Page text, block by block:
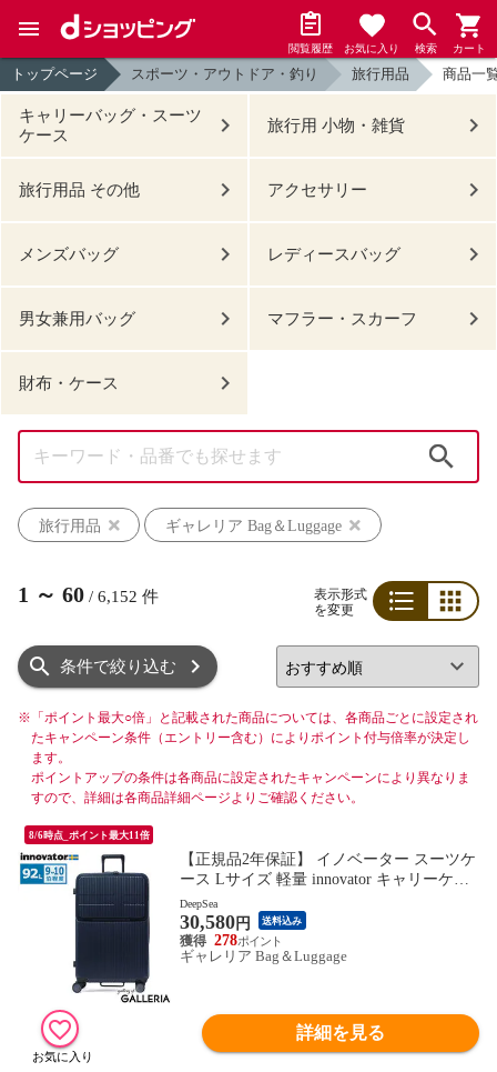
閲覧履歴 お気に入り 検索 カート
トップページ スポーツ・アウトドア・釣り 旅行用品 商品一
キャリーバッグ・スーツ
ケース
旅行用 小物・雑貨
旅行用品 その他 アクセサリー
メンズバッグ レディースバッグ
男女兼用バッグ マフラー・スカーフ
財布・ケース
旅行用品
ギャレリア Bag＆Luggage
1 ～ 60 / 6,152 件
表示形式
を変更
条件で絞り込む
※ 「ポイント最大○倍」と記載された商品については、各商品ごとに設定され
たキャンペーン条件（エントリー含む）によりポイント付与倍率が決定し
ます。
ポイントアップの条件は各商品に設定されたキャンペーンにより異なりま
すので、詳細は各商品詳細ページよりご確認ください。
8/6時点_ポイント最大11倍
【正規品2年保証】 イノベーター スーツケ
ース Lサイズ 軽量 innovator キャリーケー
ス suitcase ストッパー フロントポケット キ
ャリーバッグ PC 静音 TSAロック 旅行 9泊
10泊 Extreme Journey 92L Large INV90
DeepSea
30,580円 送料込み
278
ギャレリア Bag＆Luggage
詳細を見る